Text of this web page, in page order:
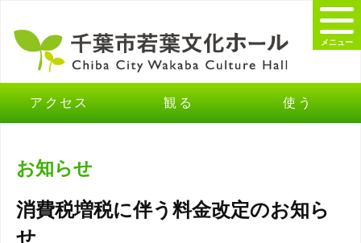
アクセス 観る 使う
メニュー
お知らせ
消費税増税に伴う料金改定のお知ら
せ